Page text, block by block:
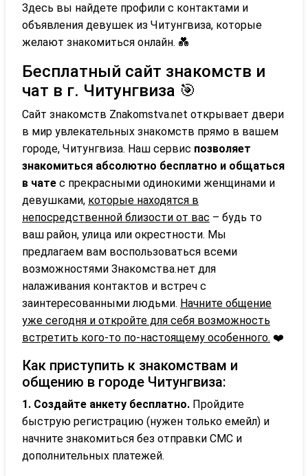
Здесь вы найдете профили с контактами и
объявления девушек из Читунгвиза, которые
желают знакомиться онлайн. 💑
Бесплатный сайт знакомств и
чат в г. Читунгвиза 🎯
Сайт знакомств Znakomstva.net открывает двери
в мир увлекательных знакомств прямо в вашем
городе, Читунгвиза. Наш сервис позволяет
знакомиться абсолютно бесплатно и общаться
в чате с прекрасными одинокими женщинами и
девушками, которые находятся в
непосредственной близости от вас – будь то
ваш район, улица или окрестности. Мы
предлагаем вам воспользоваться всеми
возможностями Знакомства.нет для
налаживания контактов и встреч с
заинтересованными людьми. Начните общение
уже сегодня и откройте для себя возможность
встретить кого-то по-настоящему особенного. ❤️
Как приступить к знакомствам и
общению в городе Читунгвиза:
1. Создайте анкету бесплатно. Пройдите
быструю регистрацию (нужен только емейл) и
начните знакомиться без отправки СМС и
дополнительных платежей.